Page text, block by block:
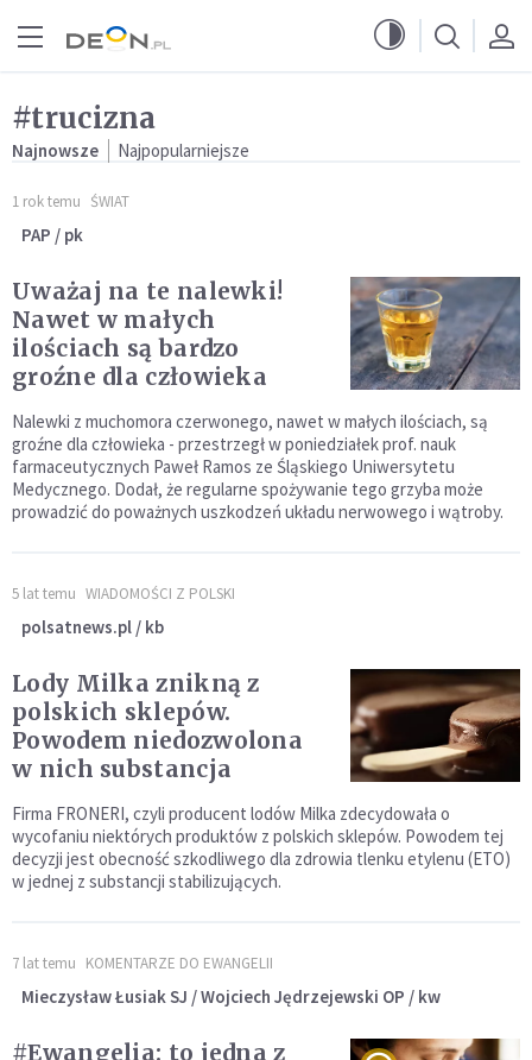
#trucizna
Najnowsze Najpopularniejsze
1 rok temu ŚWIAT
PAP / pk
Uważaj na te nalewki!
Nawet w małych
ilościach są bardzo
groźne dla człowieka
Nalewki z muchomora czerwonego, nawet w małych ilościach, są
groźne dla człowieka - przestrzegł w poniedziałek prof. nauk
farmaceutycznych Paweł Ramos ze Śląskiego Uniwersytetu
Medycznego. Dodał, że regularne spożywanie tego grzyba może
prowadzić do poważnych uszkodzeń układu nerwowego i wątroby.
5 lat temu WIADOMOŚCI Z POLSKI
polsatnews.pl / kb
Lody Milka znikną z
polskich sklepów.
Powodem niedozwolona
w nich substancja
Firma FRONERI, czyli producent lodów Milka zdecydowała o
wycofaniu niektórych produktów z polskich sklepów. Powodem tej
decyzji jest obecność szkodliwego dla zdrowia tlenku etylenu (ETO)
w jednej z substancji stabilizujących.
7 lat temu KOMENTARZE DO EWANGELII
Mieczysław Łusiak SJ / Wojciech Jędrzejewski OP / kw
#Ewangelia: to jedna z